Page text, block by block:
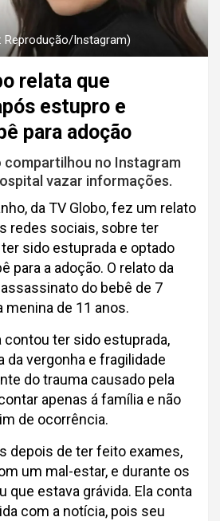
Reprodução/Instagram)
relata que
estupro e
para adoção
compartilhou no Instagram
vazar informações.
da TV Globo, fez um relato
redes sociais, sobre ter
sido estuprada e optado
para a adoção. O relato da
do bebê de 7
de 11 anos.
contou ter sido estuprada,
da vergonha e fragilidade
do trauma causado pela
apenas á família e não
de ocorrência.
depois de ter feito exames,
um mal-estar, e durante os
que estava grávida. Ela conta
com a notícia, pois seu